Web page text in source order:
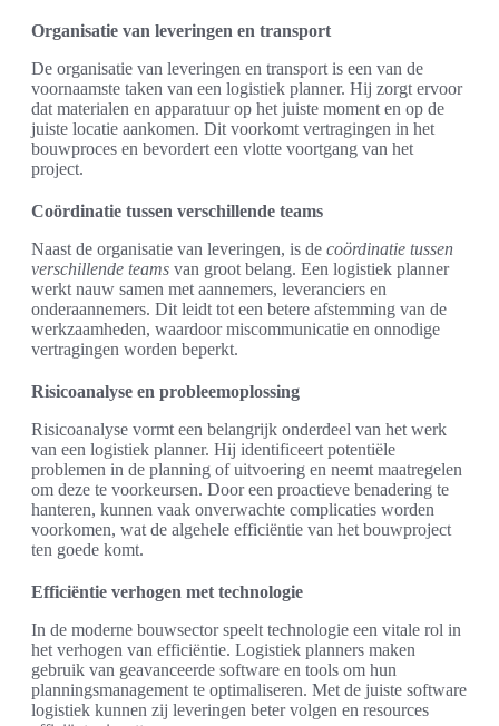
Organisatie van leveringen en transport
De organisatie van leveringen en transport is een van de
voornaamste taken van een logistiek planner. Hij zorgt ervoor
dat materialen en apparatuur op het juiste moment en op de
juiste locatie aankomen. Dit voorkomt vertragingen in het
bouwproces en bevordert een vlotte voortgang van het
project.
Coördinatie tussen verschillende teams
Naast de organisatie van leveringen, is de coördinatie tussen
verschillende teams van groot belang. Een logistiek planner
werkt nauw samen met aannemers, leveranciers en
onderaannemers. Dit leidt tot een betere afstemming van de
werkzaamheden, waardoor miscommunicatie en onnodige
vertragingen worden beperkt.
Risicoanalyse en probleemoplossing
Risicoanalyse vormt een belangrijk onderdeel van het werk
van een logistiek planner. Hij identificeert potentiële
problemen in de planning of uitvoering en neemt maatregelen
om deze te voorkeursen. Door een proactieve benadering te
hanteren, kunnen vaak onverwachte complicaties worden
voorkomen, wat de algehele efficiëntie van het bouwproject
ten goede komt.
Efficiëntie verhogen met technologie
In de moderne bouwsector speelt technologie een vitale rol in
het verhogen van efficiëntie. Logistiek planners maken
gebruik van geavanceerde software en tools om hun
planningsmanagement te optimaliseren. Met de juiste software
logistiek kunnen zij leveringen beter volgen en resources